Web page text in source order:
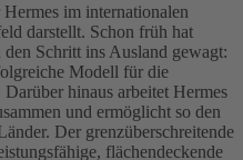
im internationalen
darstellt. Schon früh hat
Schritt ins Ausland gewagt:
Modell für die
hinaus arbeitet Hermes
und ermöglicht so den
Der grenzüberschreitende
flächendeckende